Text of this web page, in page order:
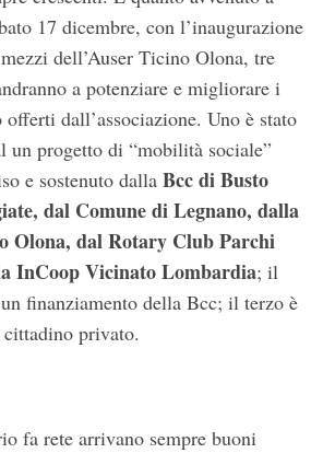
17 dicembre, con l’inaugurazione
dell’Auser Ticino Olona, tre
a potenziare e migliorare i
dall’associazione. Uno è stato
un progetto di “mobilità sociale”
e sostenuto dalla Bcc di Busto
dal Comune di Legnano, dalla
Olona, dal Rotary Club Parchi
InCoop Vicinato Lombardia; il
finanziamento della Bcc; il terzo è
cittadino privato.
fa rete arrivano sempre buoni